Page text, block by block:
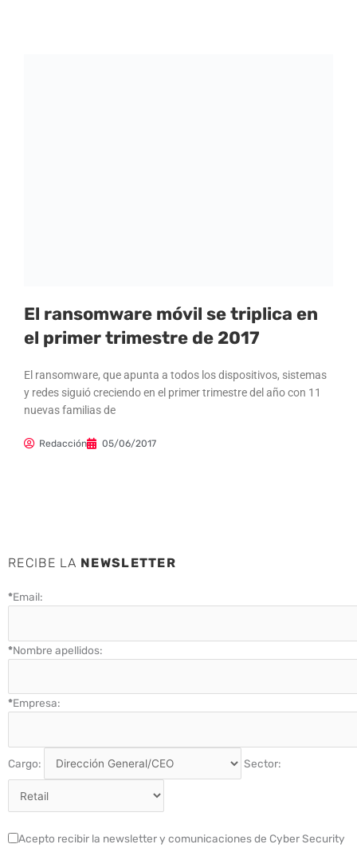
El ransomware móvil se triplica en
el primer trimestre de 2017
El ransomware, que apunta a todos los dispositivos, sistemas
y redes siguió creciendo en el primer trimestre del año con 11
nuevas familias de
Redacción 05/06/2017
RECIBE LA NEWSLETTER
*Email:
*Nombre apellidos:
*Empresa:
Cargo: Sector:
Acepto recibir la newsletter y comunicaciones de Cyber Security